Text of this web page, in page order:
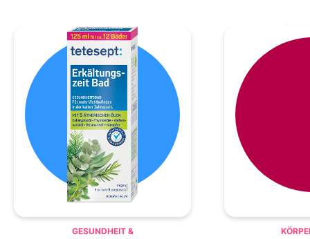
GESUNDHEIT &